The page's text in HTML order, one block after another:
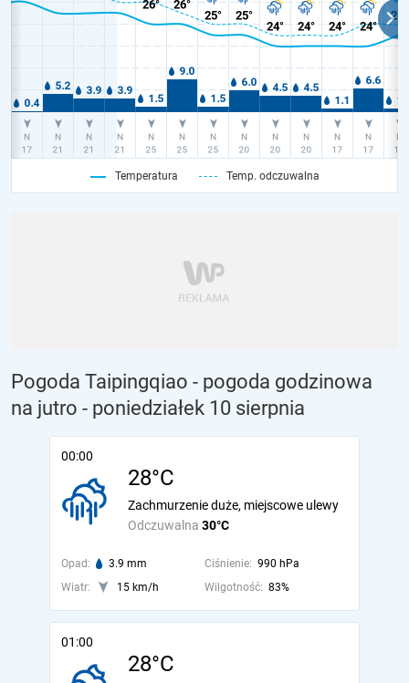
Temperatura Temp. odczuwalna
Pogoda Taipingqiao - pogoda godzinowa
na jutro - poniedziałek 10 sierpnia
00:00
28°C
Odczuwalna 30°C
Zachmurzenie duże, miejscowe ulewy
Opad: 3.9 mm Ciśnienie: 990 hPa
Wiatr:
15 km/h Wilgotność: 83%
01:00
28°C